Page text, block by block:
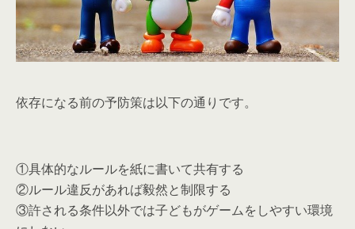
依存になる前の予防策は以下の通りです。
①具体的なルールを紙に書いて共有する
②ルール違反があれば毅然と制限する
③許される条件以外では子どもがゲームをしやすい環境